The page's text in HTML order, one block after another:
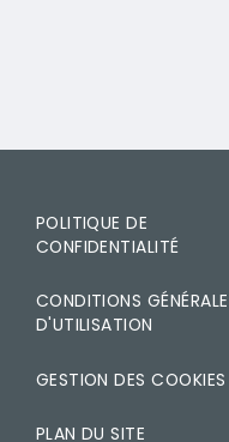
POLITIQUE DE
CONFIDENTIALITÉ
CONDITIONS
D'UTILISATION
GESTION DES COOKIES
PLAN DU SITE